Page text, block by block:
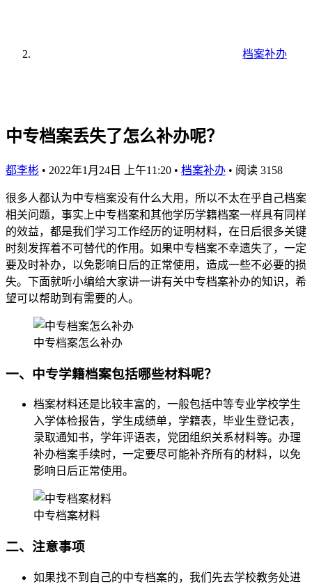
档案补办
中专档案丢失了怎么补办呢？
都李彬 • 2022年1月24日 上午11:20 • 档案补办 • 阅读 3158
很多人都认为中专档案没有什么大用，所以不太在乎自己档案
相关问题，事实上中专档案和其他学历学籍档案一样具有同样
的效益，都是我们学习工作经历的证明材料，在日后很多关键
时刻发挥着不可替代的作用。如果中专档案不幸遗失了，一定
要及时补办，以免影响日后的正常使用，造成一些不必要的损
失。下面就听小编给大家讲一讲有关中专档案补办的知识，希
望可以帮助到有需要的人。
中专档案怎么补办
一、中专学籍档案包括哪些材料呢？
档案材料还是比较丰富的，一般包括中等专业学校学生
入学体检报告，学生成绩单，学籍表，毕业生登记表，
录取通知书，学年评语表，党团组织关系材料等。办理
补办档案手续时，一定要尽可能补齐所有的材料，以免
影响日后正常使用。
中专档案材料
二、注意事项
如果找不到自己的中专档案的，我们先去学校教务处进